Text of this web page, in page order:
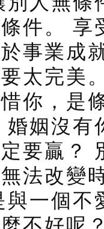
件。
事業成
太完美
你，是
姻沒
要贏？
法改變
一個